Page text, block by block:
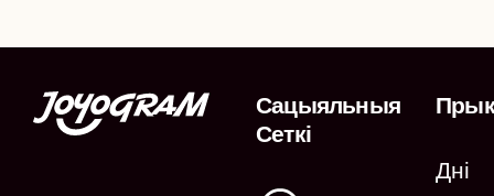
Сацыяльныя
Сеткі
Дні